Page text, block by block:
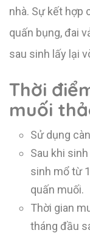
nhà. Sự kết hợp
quấn bụng, đai
sau sinh lấy lại
Thời
muối
Sử dụng
Sau khi
sinh mổ từ
quấn muối.
Thời gian
tháng đầu